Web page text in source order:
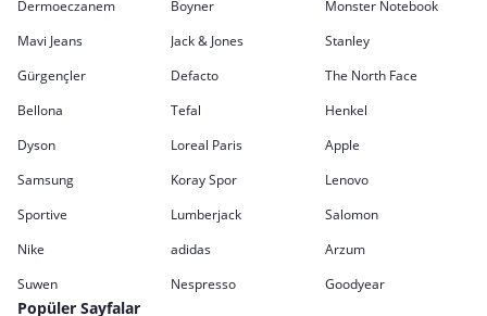
Dermoeczanem
Boyner
Monster Notebook
Mavi Jeans
Jack & Jones
Stanley
Gürgençler
Defacto
The North Face
Bellona
Tefal
Henkel
Dyson
Loreal Paris
Apple
Samsung
Koray Spor
Lenovo
Sportive
Lumberjack
Salomon
Nike
adidas
Arzum
Suwen
Nespresso Goodyear
Popüler Sayfalar